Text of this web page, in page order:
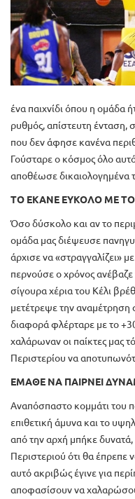
ένα παιχνίδι όπου η ομάδα
ρυθμός, απίστευτη ένταση,
που δεν άφησε κανένα
Γούσταρε ο κόσμος όλο
αποθέωσε δικαιολογημένα
ΤΟ ΕΚΑΝΕ ΕΥΚΟΛΟ ΜΕ
Όσο δύσκολο και αν το
ομάδα μας διέψευσε
άρχισε να «στραγγαλίζει»
περνούσε ο χρόνος
σίγουρα χέρια του Κέλι
μετέτρεψε την
διαφορά φλέρταρε με το
χαλάρωναν οι παίκτες μας
Περιστερίου να
ΕΜΑΘΕ ΝΑ ΠΑΙΡΝΕΙ
Αναπόσπαστο κομμάτι του
επιθετική άμυνα και το
από την αρχή μπήκε δυνατά,
Περιστεριού ότι θα
αυτό ακριβώς έγινε για
αποφασίσουν να